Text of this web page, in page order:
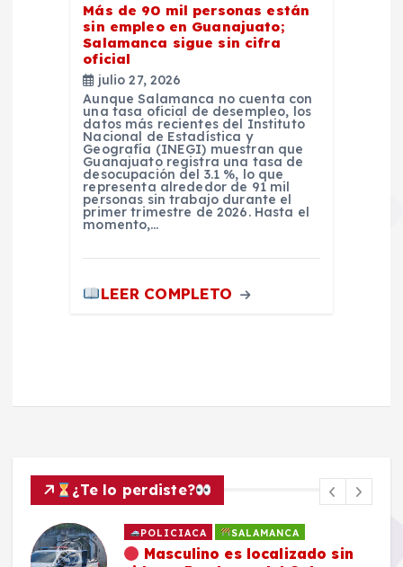
Más de 90 mil personas están
sin empleo en Guanajuato;
Salamanca sigue sin cifra
oficial
julio 27, 2026
Aunque Salamanca no cuenta con
una tasa oficial de desempleo, los
datos más recientes del Instituto
Nacional de Estadística y
Geografía (INEGI) muestran que
Guanajuato registra una tasa de
desocupación del 3.1 %, lo que
representa alrededor de 91 mil
personas sin trabajo durante el
primer trimestre de 2026. Hasta el
momento,…
LEER COMPLETO
¿Te lo perdiste?
POLICIACA SALAMANCA
Masculino es localizado sin